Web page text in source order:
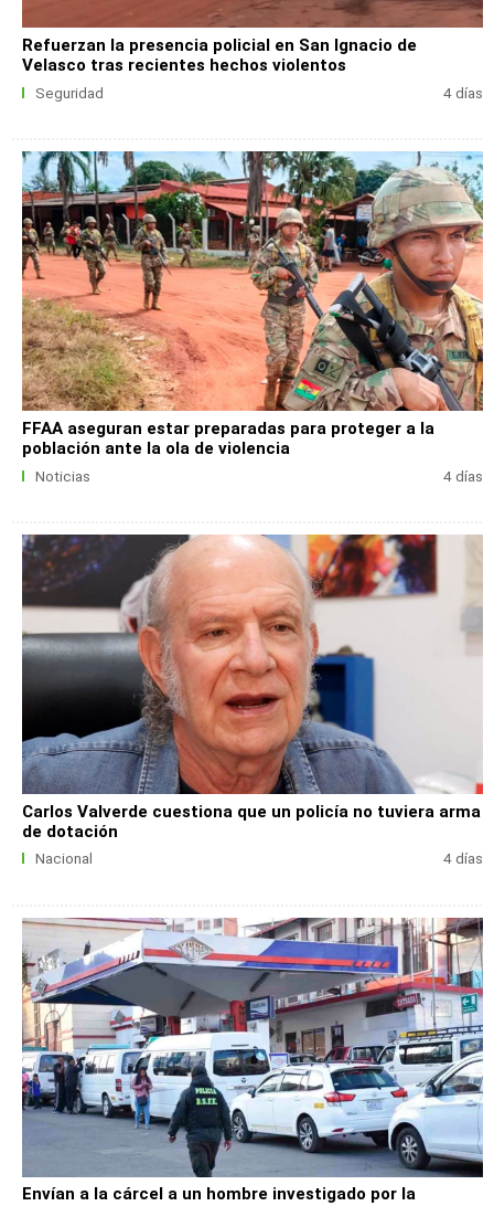
Refuerzan la presencia policial en San Ignacio de
Velasco tras recientes hechos violentos
Seguridad 4 días
FFAA aseguran estar preparadas para proteger a la
población ante la ola de violencia
Noticias 4 días
Carlos Valverde cuestiona que un policía no tuviera arma
de dotación
Nacional 4 días
Envían a la cárcel a un hombre investigado por la